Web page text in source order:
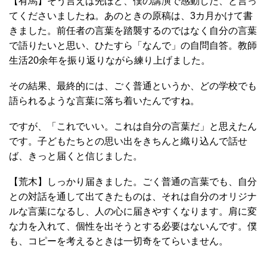
てくださいましたね。あのときの原稿は、3カ月かけて書
きました。前任者の言葉を踏襲するのではなく自分の言葉
で語りたいと思い、ひたすら「なんで」の自問自答。教師
生活20余年を振り返りながら練り上げました。
その結果、最終的には、ごく普通というか、どの学校でも
語られるような言葉に落ち着いたんですね。
ですが、「これでいい。これは自分の言葉だ」と思えたん
です。子どもたちとの思い出をきちんと織り込んで話せ
ば、きっと届くと信じました。
【荒木】しっかり届きました。ごく普通の言葉でも、自分
との対話を通して出てきたものは、それは自分のオリジナ
ルな言葉になるし、人の心に届きやすくなります。肩に変
な力を入れて、個性を出そうとする必要はないんです。僕
も、コピーを考えるときは一切奇をてらいません。